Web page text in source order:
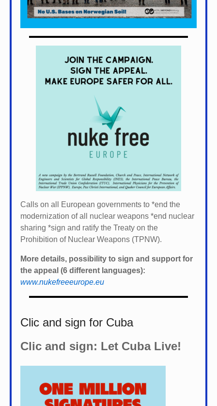
Calls on all European governments to *end the
modernization of all nuclear weapons *end nuclear
sharing *sign and ratify the Treaty on the
Prohibition of Nuclear Weapons (TPNW).
More details, possibility to sign and support for
the appeal (6 different languages):
www.nukefreeeurope.eu
Clic and sign for Cuba
Clic and sign: Let Cuba Live!